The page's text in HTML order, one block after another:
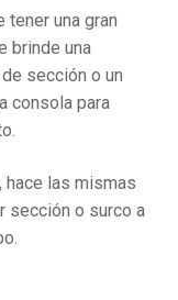
tener una gran
brinde una
sección o un
consola para
hace las mismas
sección o surco a